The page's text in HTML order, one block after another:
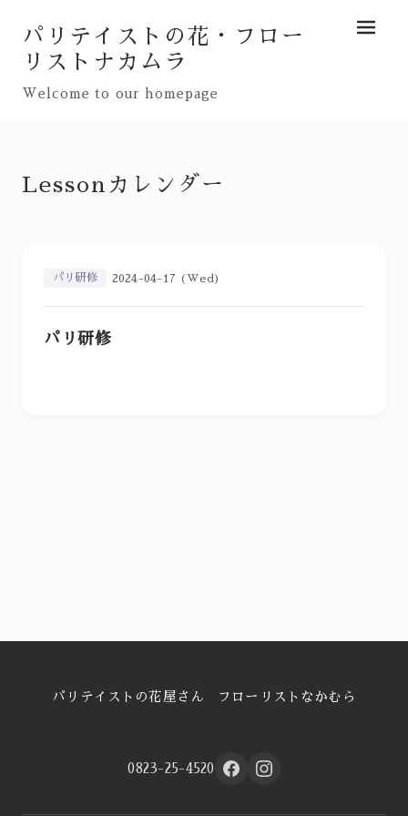
パリテイストの花・フロー
リストナカムラ
Welcome to our homepage
メニュ
Lessonカレンダー
パリ研修 2024-04-17 (Wed)
パリ研修
パリテイストの花屋さん フローリストなかむら
0823-25-4520